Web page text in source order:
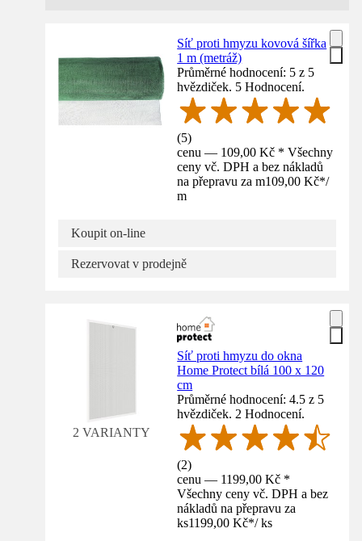
Síť proti hmyzu kovová šířka
1 m (metráž)
Průměrné hodnocení: 5 z 5
hvězdiček. 5 Hodnocení.
(5)
cenu — 109,00 Kč * Všechny
ceny vč. DPH a bez nákladů
na přepravu za m109,00 Kč*/
m
Koupit on-line
Rezervovat v prodejně
2 VARIANTY
Síť proti hmyzu do okna
Home Protect bílá 100 x 120
cm
Průměrné hodnocení: 4.5 z 5
hvězdiček. 2 Hodnocení.
(2)
cenu — 1199,00 Kč *
Všechny ceny vč. DPH a bez
nákladů na přepravu za
ks1199,00 Kč*/ ks